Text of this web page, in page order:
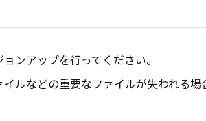
ンアップを行ってください。
ルなどの重要なファイルが失われる場